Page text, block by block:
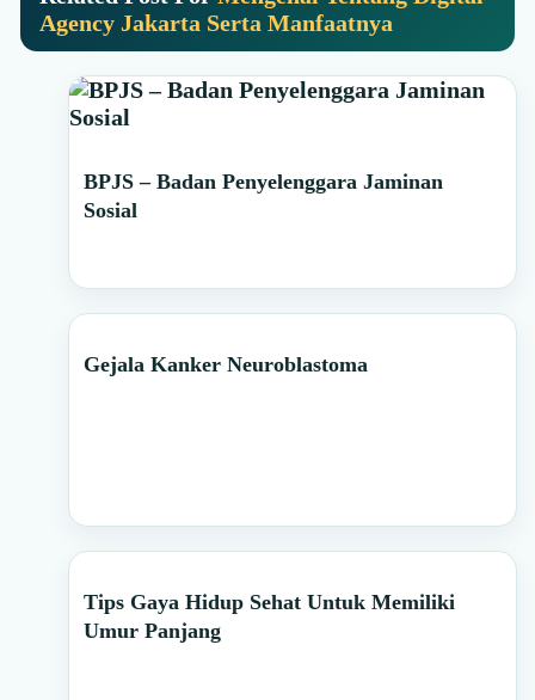
Agency Jakarta Serta Manfaatnya
BPJS – Badan Penyelenggara Jaminan
Sosial
Gejala Kanker Neuroblastoma
Tips Gaya Hidup Sehat Untuk Memiliki
Umur Panjang
Sidebar